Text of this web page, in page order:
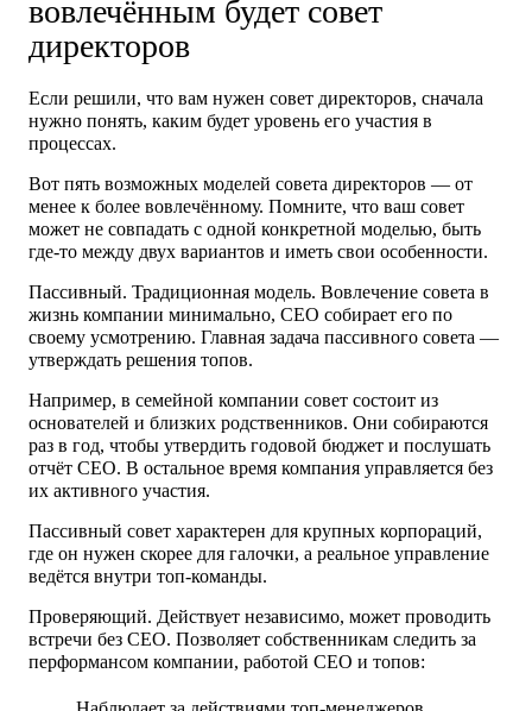
вовлечённым будет совет
директоров
Если решили, что вам нужен совет директоров, сначала
нужно понять, каким будет уровень его участия в
процессах.
Вот пять возможных моделей совета директоров — от
менее к более вовлечённому. Помните, что ваш совет
может не совпадать с одной конкретной моделью, быть
где-то между двух вариантов и иметь свои особенности.
Пассивный. Традиционная модель. Вовлечение совета в
жизнь компании минимально, CEO собирает его по
своему усмотрению. Главная задача пассивного совета —
утверждать решения топов.
Например, в семейной компании совет состоит из
основателей и близких родственников. Они собираются
раз в год, чтобы утвердить годовой бюджет и послушать
отчёт CEO. В остальное время компания управляется без
их активного участия.
Пассивный совет характерен для крупных корпораций,
где он нужен скорее для галочки, а реальное управление
ведётся внутри топ-команды.
Проверяющий. Действует независимо, может проводить
встречи без CEO. Позволяет собственникам следить за
перформансом компании, работой CEO и топов: